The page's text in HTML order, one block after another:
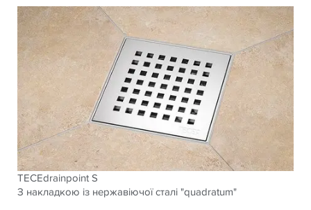
TECEdrainpoint S
З накладкою із нержавіючої сталі "quadratum"